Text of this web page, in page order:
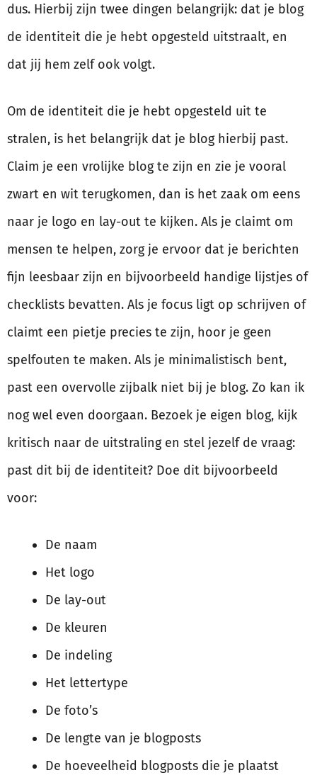
dus. Hierbij zijn twee dingen belangrijk: dat je blog
de identiteit die je hebt opgesteld uitstraalt, en
dat jij hem zelf ook volgt.
Om de identiteit die je hebt opgesteld uit te
stralen, is het belangrijk dat je blog hierbij past.
Claim je een vrolijke blog te zijn en zie je vooral
zwart en wit terugkomen, dan is het zaak om eens
naar je logo en lay-out te kijken. Als je claimt om
mensen te helpen, zorg je ervoor dat je berichten
fijn leesbaar zijn en bijvoorbeeld handige lijstjes of
checklists bevatten. Als je focus ligt op schrijven of
claimt een pietje precies te zijn, hoor je geen
spelfouten te maken. Als je minimalistisch bent,
past een overvolle zijbalk niet bij je blog. Zo kan ik
nog wel even doorgaan. Bezoek je eigen blog, kijk
kritisch naar de uitstraling en stel jezelf de vraag:
past dit bij de identiteit? Doe dit bijvoorbeeld
voor:
De naam
Het logo
De lay-out
De kleuren
De indeling
Het lettertype
De foto’s
De lengte van je blogposts
De hoeveelheid blogposts die je plaatst